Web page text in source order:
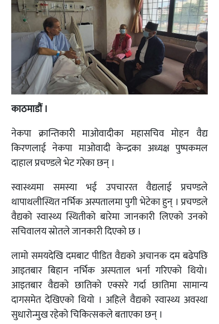
काठमाडौं ।
नेकपा क्रान्तिकारी माओवादीका महासचिव मोहन वैद्य
किरणलाई नेकपा माओवादी केन्द्रका अध्यक्ष पुष्पकमल
दाहाल प्रचण्डले भेट गरेका छन् ।
स्वास्थ्यमा समस्या भई उपचाररत वैद्यलाई प्रचण्डले
थापाथलीस्थित नर्भिक अस्पतालमा पुगी भेटेका हुन् । प्रचण्डले
वैद्यको स्वास्थ्य स्थितीको बारेमा जानकारी लिएको उनको
सचिवालय स्रोतले जानकारी दिएको छ ।
लामो समयदेखि दमबाट पीडित वैद्यको अचानक दम बढेपछि
आइतबार बिहान नर्भिक अस्पताल भर्ना गरिएको थियो।
आइतबार वैद्यको छातिको एक्सरे गर्दा छातिमा सामान्य
दागसमेत देखिएको थियो । अहिले वैद्यको स्वास्थ्य अवस्था
सुधारोन्मुख रहेको चिकित्सकले बताएका छन् ।